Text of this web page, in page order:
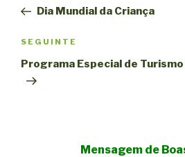
artigos
anterior
Dia Mundial da Criança
Conteúdo
seguinte
SEGUINTE
Programa Especial de
Mensagem de